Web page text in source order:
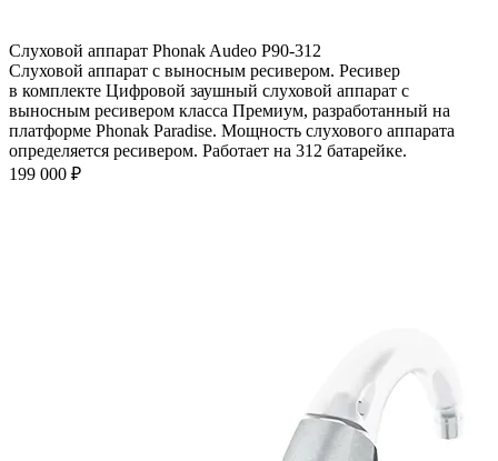
Слуховой аппарат Phonak Audeo P90-312
Слуховой аппарат с выносным ресивером. Ресивер
в комплекте Цифровой заушный слуховой аппарат с
выносным ресивером класса Премиум, разработанный на
платформе Phonak Paradise. Мощность слухового аппарата
определяется ресивером. Работает на 312 батарейке.
199 000 ₽